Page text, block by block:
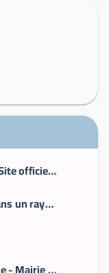
Office de Tourisme du Pays de Vire - Site officiel de l'Office de Tourisme du Pays de Vire
5 idées de balades ou randonnées dans un rayon de 10 km autour de Condé-en-Normandie - Office de Tourisme du Pays de Vire